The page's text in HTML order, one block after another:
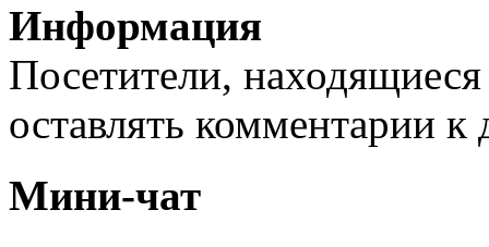
Информация
Посетители,
оставлять комментарии
Мини-чат